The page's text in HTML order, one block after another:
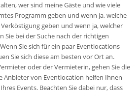
wer sind meine Gäste und wie viele
Programm geben und wenn ja, welche
geben und wenn ja, welcher
Sie bei der Suche nach der richtigen
Sie sich für ein paar Eventlocations
Sie sich diese am besten vor Ort an.
oder der Vermieterin, gehen Sie die
Anbieter von Eventlocation helfen Ihnen
Events. Beachten Sie dabei nur, dass